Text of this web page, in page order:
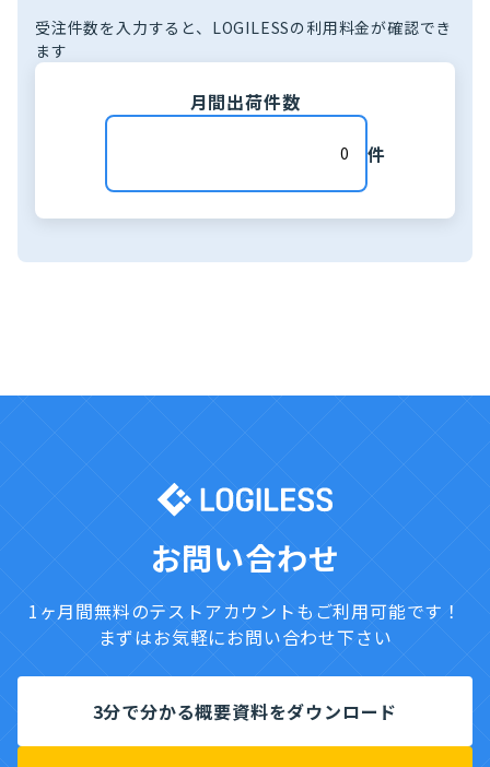
受注件数を入力すると、LOGILESSの利用料金が確認でき
ます
月間出荷件数
件
単価 数量
料金
お問い合わせ
1ヶ月間無料のテストアカウントもご利用可能です！
まずはお気軽にお問い合わせ下さい
3分で分かる概要資料をダウンロード